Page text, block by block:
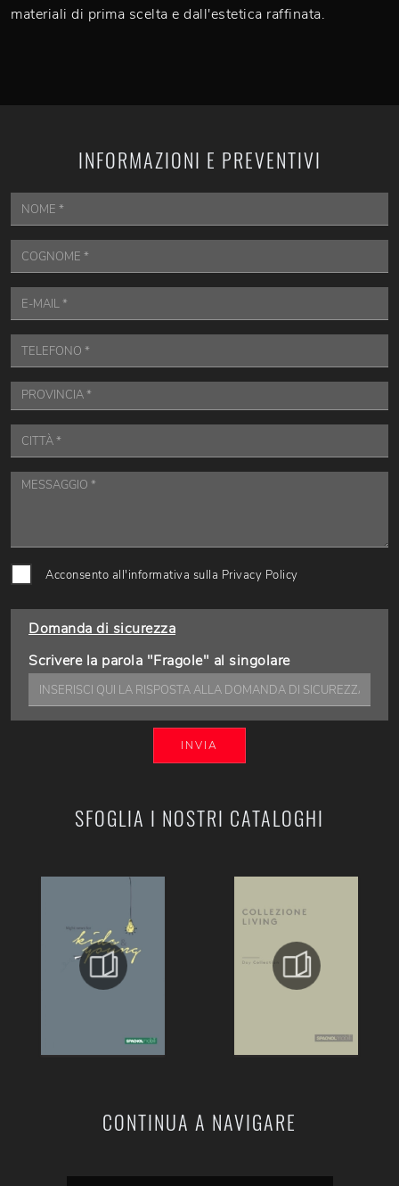
materiali di prima scelta e dall'estetica raffinata.
SFOGLIA I NOSTRI CATALOGHI
CONTINUA A NAVIGARE
INFORMAZIONI E PREVENTIVI
Acconsento all'informativa sulla Privacy Policy
Domanda di sicurezza
Scrivere la parola "Fragole" al singolare
INVIA